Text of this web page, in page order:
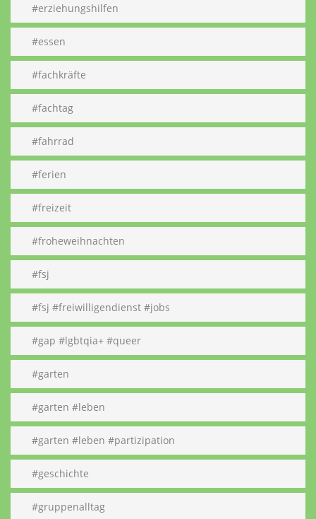
#erziehungshilfen
#essen
#fachkräfte
#fachtag
#fahrrad
#ferien
#freizeit
#froheweihnachten
#fsj
#fsj #freiwilligendienst #jobs
#gap #lgbtqia+ #queer
#garten
#garten #leben
#garten #leben #partizipation
#geschichte
#gruppenalltag